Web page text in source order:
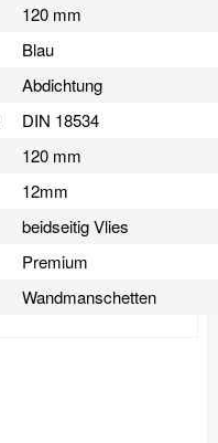
120 mm
Blau
Abdichtung
DIN 18534
120 mm
12mm
beidseitig Vlies
Premium
Wandmanschetten